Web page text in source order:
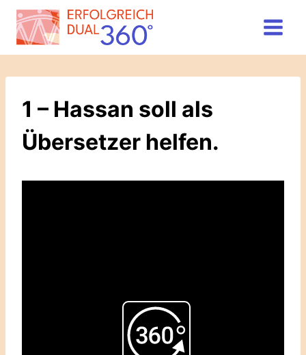
Zum
Inhalt
springen
1 – Hassan soll als
Übersetzer helfen.
Play